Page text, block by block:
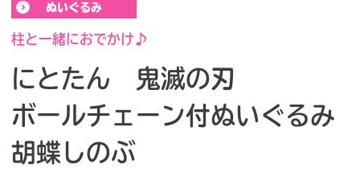
イベント&キャンペーン
EVENT&CAMPAIGN
お客様相談室
SUPPORT
会社情報
ぬいぐるみ
柱と一緒におでかけ♪
にとたん 鬼滅の刃
ボールチェーン付ぬいぐるみ
胡蝶しのぶ